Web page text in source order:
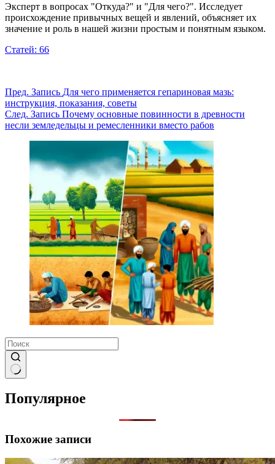
Эксперт в вопросах "Откуда?" и "Для чего?". Исследует
происхождение привычных вещей и явлений, объясняет их
значение и роль в нашей жизни простым и понятным языком.
Статей: 66
Пред. Запись Для чего применяется гепариновая мазь:
инструкция, показания, советы
След. Запись Почему основные повинности в древности
несли земледельцы и ремесленники вместо рабов
не
найдено
Популярное
Похожие записи